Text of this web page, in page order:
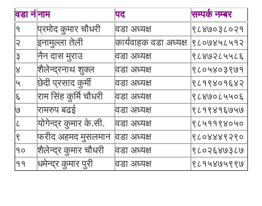
वडा नंनाम पद
सम्पर्क नम्बर
१
प्रमोद कुमार चौधरी वडा अध्यक्ष
९८४७०३८०२१
२
इनामुल्ला तेली कार्यवाहक वडा अध्यक्ष ९८०७४५८५१२
३
नैन दास मुराउ वडा अध्यक्ष
९८४७२८५५८६
४
शैलेन्द्रनाथ शुक्ल वडा अध्यक्ष
९८०५४०३९७१
५
छेदी प्रसाद कुर्मी वडा अध्यक्ष
९८१९४०१६४२
६
राम सिंह कुर्मि चौधरी वडा अध्यक्ष
९८४७०८५५०६
७
रामरुप बढई वडा अध्यक्ष
९८१९४१६७५७
८
योगेन्द्र कुमार के.सी. वडा अध्यक्ष
९८५११९४०५०
९
फरीद अहमद मुसलमान वडा अध्यक्ष
९८०४४४९२९०
१०
शैलेन्द्र कुमार चौधरी वडा अध्यक्ष
९८०२६४७३८७
११
धमेन्द्र कुमार पुरी वडा अध्यक्ष ९८१५४७५९९७